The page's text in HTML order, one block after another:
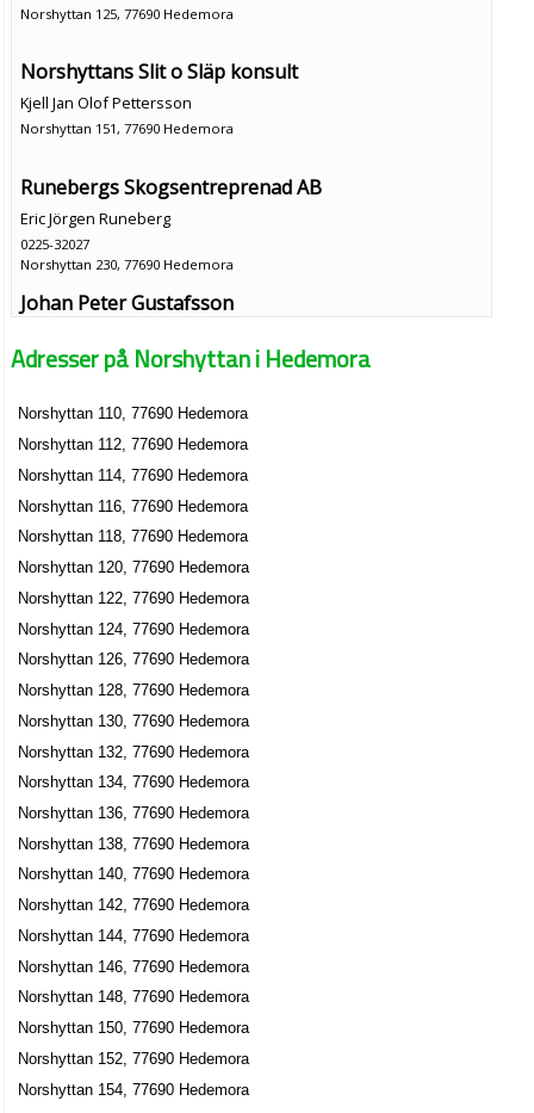
Norshyttan 125, 77690 Hedemora
Norshyttans Slit o Släp konsult
Kjell Jan Olof Pettersson
Norshyttan 151, 77690 Hedemora
Runebergs Skogsentreprenad AB
Eric Jörgen Runeberg
0225-32027
Norshyttan 230, 77690 Hedemora
Johan Peter Gustafsson
0225-32147
Norshyttan 331, 77690 Hedemora
Redovisningsstöd Christer Lindblad
Christer Harry Lindblad
08-938213
Norshyttan Matses 221, 77690 Hedemora
Adresser på Norshyttan i Hedemora
Norshyttan 110, 77690 Hedemora
Norshyttan 112, 77690 Hedemora
Norshyttan 114, 77690 Hedemora
Norshyttan 116, 77690 Hedemora
Norshyttan 118, 77690 Hedemora
Norshyttan 120, 77690 Hedemora
Norshyttan 122, 77690 Hedemora
Norshyttan 124, 77690 Hedemora
Norshyttan 126, 77690 Hedemora
Norshyttan 128, 77690 Hedemora
Norshyttan 130, 77690 Hedemora
Norshyttan 132, 77690 Hedemora
Norshyttan 134, 77690 Hedemora
Norshyttan 136, 77690 Hedemora
Norshyttan 138, 77690 Hedemora
Norshyttan 140, 77690 Hedemora
Norshyttan 142, 77690 Hedemora
Norshyttan 144, 77690 Hedemora
Norshyttan 146, 77690 Hedemora
Norshyttan 148, 77690 Hedemora
Norshyttan 150, 77690 Hedemora
Norshyttan 152, 77690 Hedemora
Norshyttan 154, 77690 Hedemora